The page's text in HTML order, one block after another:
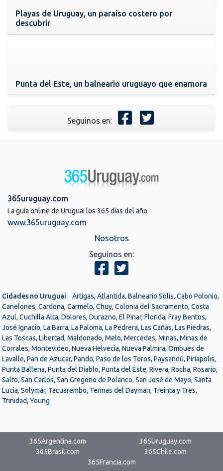
Playas de Uruguay, un paraíso costero por
descubrir
Punta del Este, un balneario uruguayo que enamora
Seguinos en:
365uruguay.com
La guía online de Uruguai los 365 días del año
www.365uruguay.com
Nosotros
Seguinos en:
Cidades no Uruguai: Artigas, Atlantida, Balneario Solis, Cabo Polonio,
Canelones, Cardona, Carmelo, Chuy, Colonia del Sacramento, Costa
Azul, Cuchilla Alta, Dolores, Durazno, El Pinar, Florida, Fray Bentos,
José Ignacio, La Barra, La Paloma, La Pedrera, Las Cañas, Las Piedras,
Las Toscas, Libertad, Maldonado, Melo, Mercedes, Minas, Minas de
Corrales, Montevideo, Nueva Helvecia, Nueva Palmira, Ombues de
Lavalle, Pan de Azucar, Pando, Paso de los Toros, Paysandú, Piriapolis,
Punta Ballena, Punta del Diablo, Punta del Este, Rivera, Rocha, Rosario,
Salto, San Carlos, San Gregorio de Polanco, San José de Mayo, Santa
Lucia, Solymar, Tacuarembo, Termas del Dayman, Treinta y Tres,
Trinidad, Young
365Argentina.com
365Uruguay.com
365Brasil.com
365Chile.com
365Francia.com